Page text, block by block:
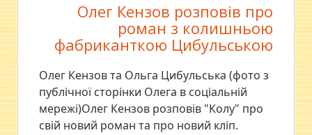
Олег Кензов розповів про
роман з колишньою
фабриканткою Цибульською
Олег Кензов та Ольга Цибульська (фото з
публічної сторінки Олега в соціальній
мережі)Олег Кензов розповів "Колу" про
свій новий роман та про новий кліп.